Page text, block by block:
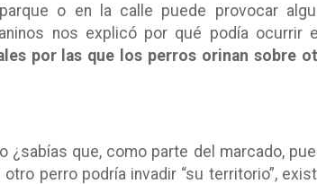
o en la calle puede provocar
nos explicó por qué podía ocurrir
por las que los perros orinan sobre
que, como parte del marcado,
perro podría invadir “su territorio”,